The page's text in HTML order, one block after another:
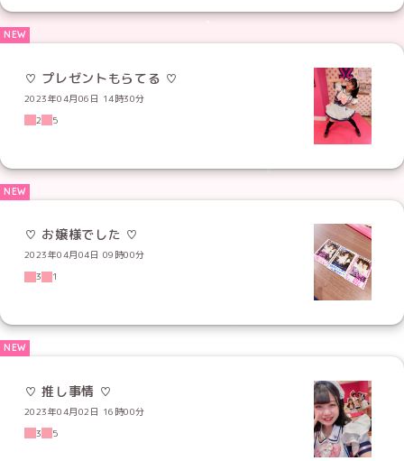
♡ プレゼントもらてる ♡
2023年04月06日 14時30分
2
5
♡ お嬢様でした ♡
2023年04月04日 09時00分
3
1
♡ 推し事情 ♡
2023年04月02日 16時00分
3
5